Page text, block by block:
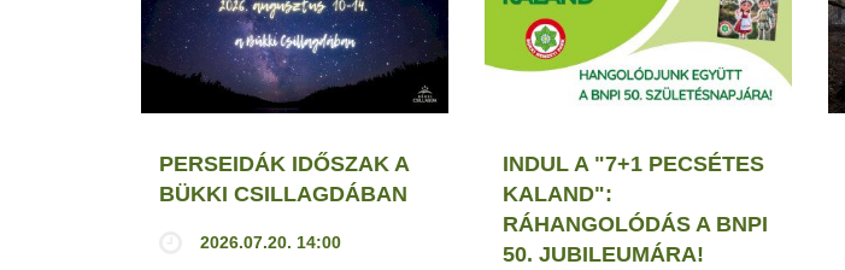
PERSEIDÁK IDŐSZAK A
BÜKKI CSILLAGDÁBAN
2026.07.20. 14:00
INDUL A "7+1 PECSÉTES
KALAND":
RÁHANGOLÓDÁS A BNPI
50. JUBILEUMÁRA!